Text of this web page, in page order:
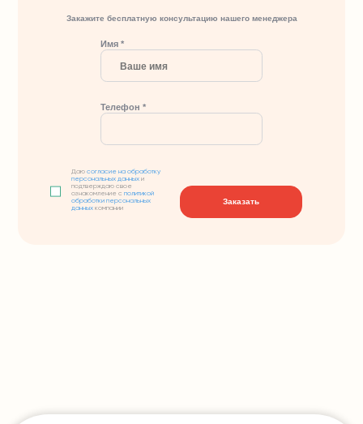
Закажите бесплатную консультацию нашего менеджера
Имя *
Телефон *
Даюсогласие на обработку
персональных данных и
подтверждаю свое
ознакомление сполитикой
обработки персональных
данных компании
Заказать